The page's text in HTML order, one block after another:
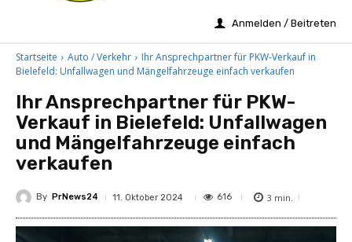
Anmelden / Beitreten
Startseite Auto / Verkehr
Ihr Ansprechpartner für PKW-Verkauf in
Bielefeld: Unfallwagen und Mängelfahrzeuge einfach verkaufen
Ihr Ansprechpartner für PKW-
Verkauf in Bielefeld: Unfallwagen
und Mängelfahrzeuge einfach
verkaufen
By PrNews24 11. Oktober 2024 616 3 min.